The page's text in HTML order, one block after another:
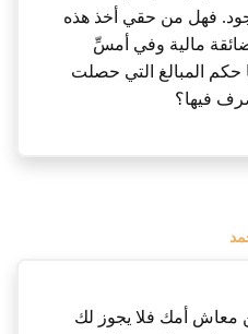
فهل من حقي أخذ هذه
مالية وفي أمسِّ
حكم المبالغ التي حصلت
فيها؟
معاش أمك فلا يجوز لك